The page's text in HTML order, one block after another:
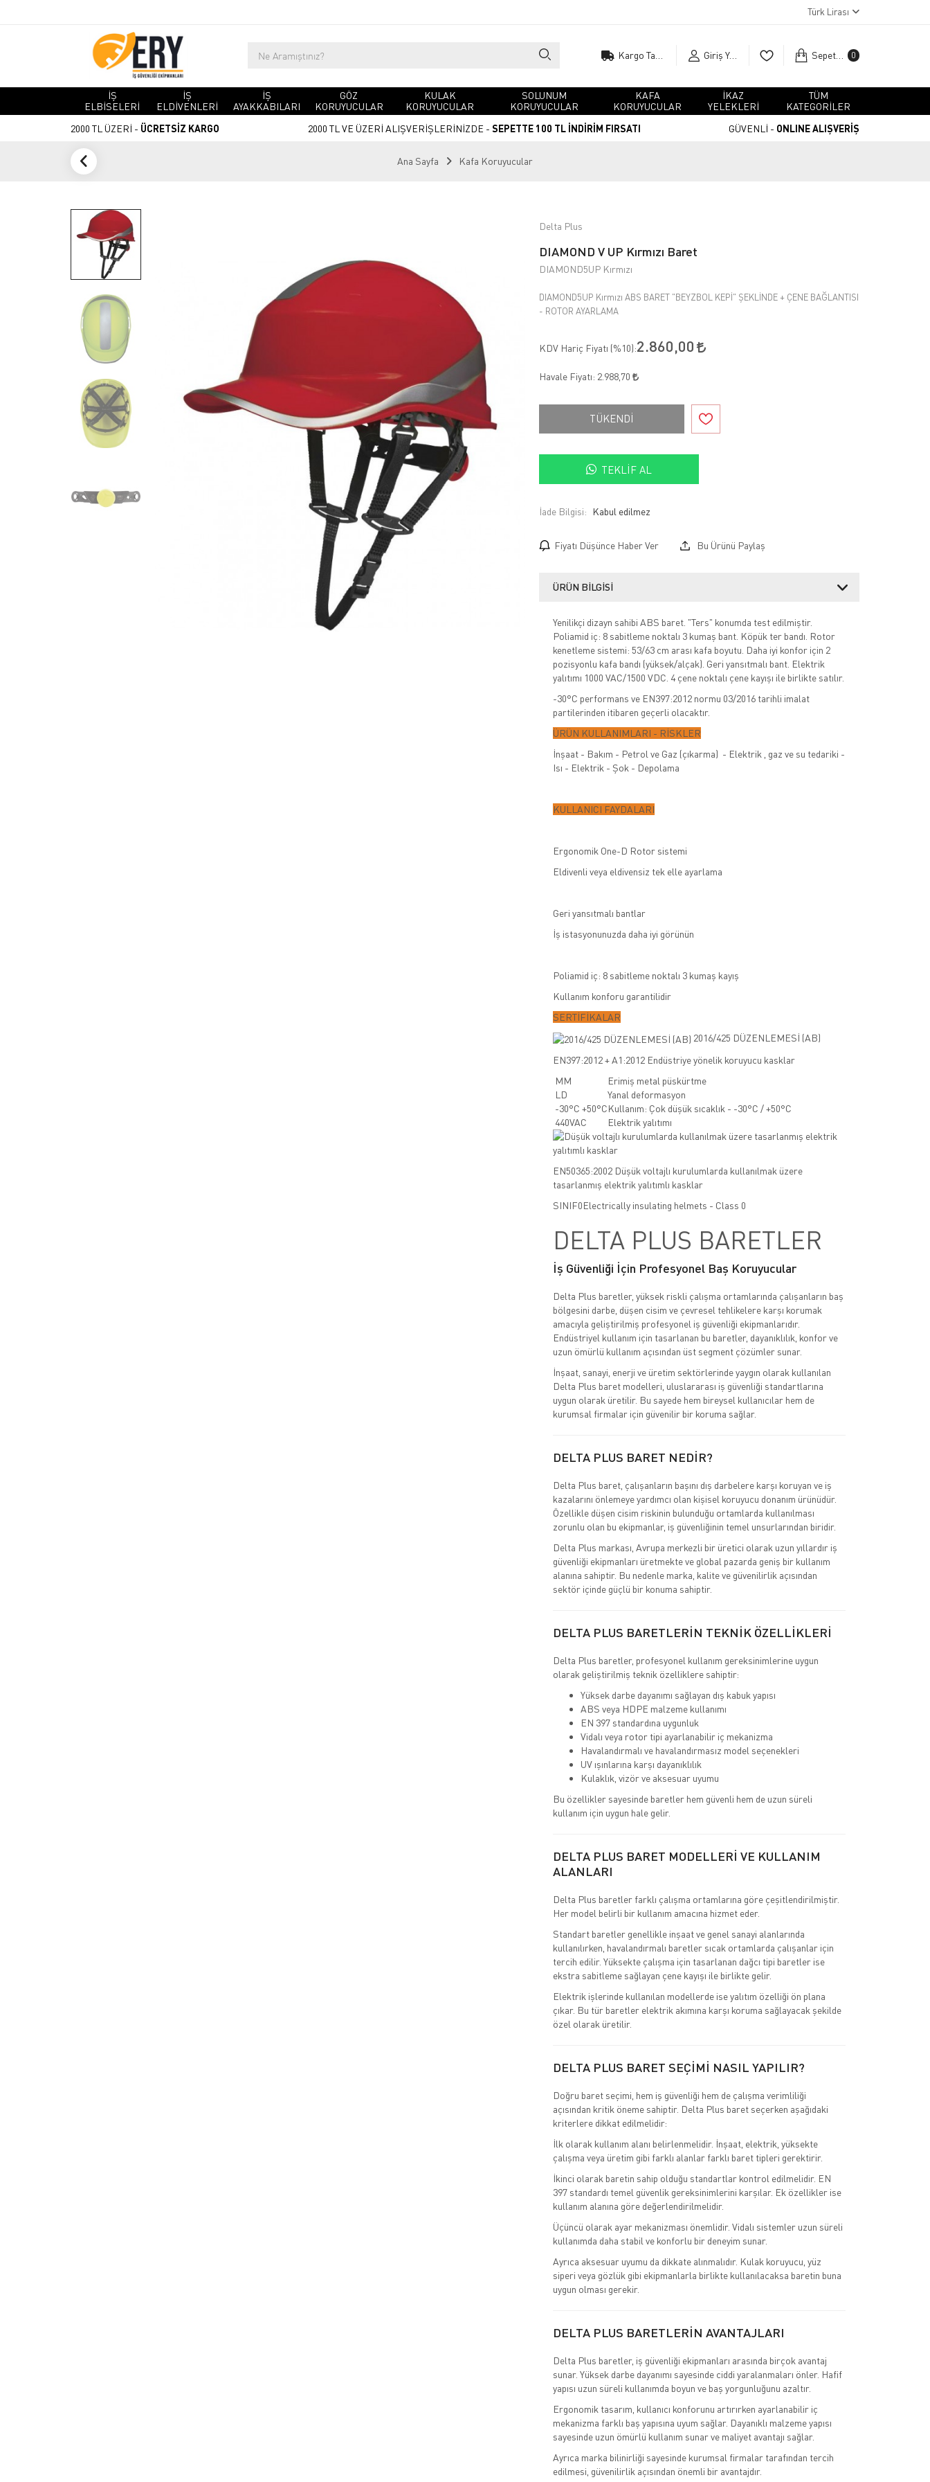
Türk Lirası
Giriş Yap Sepetim 0
İŞ
ELBİSELERİ
İŞ
ELDİVENLERİ
İŞ
AYAKKABILARI
GÖZ
KORUYUCULAR
KULAK
KORUYUCULAR
SOLUNUM
KORUYUCULAR
KAFA
KORUYUCULAR
İKAZ
YELEKLERİ
TÜM
KATEGORİLER
2000 TL ÜZERİ - ÜCRETSİZ KARGO 2000 TL VE ÜZERİ ALIŞVERİŞLERİNİZDE - SEPETTE 100 TL İNDİRİM FIRSATI GÜVENLİ - ONLINE ALIŞVERİŞ
Ana Sayfa Kafa Koruyucular
Delta Plus
DIAMOND V UP Kırmızı Baret
DIAMOND5UP Kırmızı
DIAMOND5UP Kırmızı ABS BARET "BEYZBOL KEPİ" ŞEKLİNDE + ÇENE BAĞLANTISI
- ROTOR AYARLAMA
KDV Hariç Fiyatı (%10):2.860,00
Havale Fiyatı: 2.988,70
TÜKENDİ
TEKLIF AL
İade Bilgisi:
Fiyatı Düşünce Haber Ver Bu Ürünü Paylaş
ÜRÜN BILGISI
Yenilikçi dizayn sahibi ABS baret. "Ters" konumda test edilmiştir.
Poliamid iç: 8 sabitleme noktalı 3 kumaş bant. Köpük ter bandı. Rotor
kenetleme sistemi: 53/63 cm arası kafa boyutu. Daha iyi konfor için 2
pozisyonlu kafa bandı (yüksek/alçak). Geri yansıtmalı bant. Elektrik
yalıtımı 1000 VAC/1500 VDC. 4 çene noktalı çene kayışı ile birlikte satılır.
-30°C performans ve EN397:2012 normu 03/2016 tarihli imalat
partilerinden itibaren geçerli olacaktır.
ÜRÜN KULLANIMLARI - RİSKLER
İnşaat - Bakım - Petrol ve Gaz (çıkarma) - Elektrik , gaz ve su tedariki -
Isı - Elektrik - Şok - Depolama
KULLANICI FAYDALARI
Ergonomik One-D Rotor sistemi
Eldivenli veya eldivensiz tek elle ayarlama
Geri yansıtmalı bantlar
İş istasyonunuzda daha iyi görünün
Poliamid iç: 8 sabitleme noktalı 3 kumaş kayış
Kullanım konforu garantilidir
SERTİFİKALAR
2016/425 DÜZENLEMESİ (AB)
EN397:2012 + A1:2012 Endüstriye yönelik koruyucu kasklar
MM
Erimiş metal püskürtme
LD
Yanal deformasyon
-30°C +50°CKullanım: Çok düşük sıcaklık - -30°C / +50°C
440VAC
Elektrik yalıtımı
EN50365:2002 Düşük voltajlı kurulumlarda kullanılmak üzere
tasarlanmış elektrik yalıtımlı kasklar
SINIF0Electrically insulating helmets - Class 0
DELTA PLUS BARETLER
İş Güvenliği İçin Profesyonel Baş Koruyucular
Delta Plus baretler, yüksek riskli çalışma ortamlarında çalışanların baş
bölgesini darbe, düşen cisim ve çevresel tehlikelere karşı korumak
amacıyla geliştirilmiş profesyonel iş güvenliği ekipmanlarıdır.
Endüstriyel kullanım için tasarlanan bu baretler, dayanıklılık, konfor ve
uzun ömürlü kullanım açısından üst segment çözümler sunar.
İnşaat, sanayi, enerji ve üretim sektörlerinde yaygın olarak kullanılan
Delta Plus baret modelleri, uluslararası iş güvenliği standartlarına
uygun olarak üretilir. Bu sayede hem bireysel kullanıcılar hem de
kurumsal firmalar için güvenilir bir koruma sağlar.
DELTA PLUS BARET NEDİR?
Delta Plus baret, çalışanların başını dış darbelere karşı koruyan ve iş
kazalarını önlemeye yardımcı olan kişisel koruyucu donanım ürünüdür.
Özellikle düşen cisim riskinin bulunduğu ortamlarda kullanılması
zorunlu olan bu ekipmanlar, iş güvenliğinin temel unsurlarından biridir.
Delta Plus markası, Avrupa merkezli bir üretici olarak uzun yıllardır iş
güvenliği ekipmanları üretmekte ve global pazarda geniş bir kullanım
alanına sahiptir. Bu nedenle marka, kalite ve güvenilirlik açısından
sektör içinde güçlü bir konuma sahiptir.
DELTA PLUS BARETLERİN TEKNİK ÖZELLİKLERİ
Delta Plus baretler, profesyonel kullanım gereksinimlerine uygun
olarak geliştirilmiş teknik özelliklere sahiptir:
Yüksek darbe dayanımı sağlayan dış kabuk yapısı
ABS veya HDPE malzeme kullanımı
EN 397 standardına uygunluk
Vidalı veya rotor tipi ayarlanabilir iç mekanizma
Havalandırmalı ve havalandırmasız model seçenekleri
UV ışınlarına karşı dayanıklılık
Kulaklık, vizör ve aksesuar uyumu
Bu özellikler sayesinde baretler hem güvenli hem de uzun süreli
kullanım için uygun hale gelir.
DELTA PLUS BARET MODELLERİ VE KULLANIM
ALANLARI
Delta Plus baretler farklı çalışma ortamlarına göre çeşitlendirilmiştir.
Her model belirli bir kullanım amacına hizmet eder.
Standart baretler genellikle inşaat ve genel sanayi alanlarında
kullanılırken, havalandırmalı baretler sıcak ortamlarda çalışanlar için
tercih edilir. Yüksekte çalışma için tasarlanan dağcı tipi baretler ise
ekstra sabitleme sağlayan çene kayışı ile birlikte gelir.
Elektrik işlerinde kullanılan modellerde ise yalıtım özelliği ön plana
çıkar. Bu tür baretler elektrik akımına karşı koruma sağlayacak şekilde
özel olarak üretilir.
DELTA PLUS BARET SEÇİMİ NASIL YAPILIR?
Doğru baret seçimi, hem iş güvenliği hem de çalışma verimliliği
açısından kritik öneme sahiptir. Delta Plus baret seçerken aşağıdaki
kriterlere dikkat edilmelidir:
İlk olarak kullanım alanı belirlenmelidir. İnşaat, elektrik, yüksekte
çalışma veya üretim gibi farklı alanlar farklı baret tipleri gerektirir.
İkinci olarak baretin sahip olduğu standartlar kontrol edilmelidir. EN
397 standardı temel güvenlik gereksinimlerini karşılar. Ek özellikler ise
kullanım alanına göre değerlendirilmelidir.
Üçüncü olarak ayar mekanizması önemlidir. Vidalı sistemler uzun süreli
kullanımda daha stabil ve konforlu bir deneyim sunar.
Ayrıca aksesuar uyumu da dikkate alınmalıdır. Kulak koruyucu, yüz
siperi veya gözlük gibi ekipmanlarla birlikte kullanılacaksa baretin buna
uygun olması gerekir.
DELTA PLUS BARETLERİN AVANTAJLARI
Delta Plus baretler, iş güvenliği ekipmanları arasında birçok avantaj
sunar. Yüksek darbe dayanımı sayesinde ciddi yaralanmaları önler. Hafif
yapısı uzun süreli kullanımda boyun ve baş yorgunluğunu azaltır.
Ergonomik tasarım, kullanıcı konforunu artırırken ayarlanabilir iç
mekanizma farklı baş yapısına uyum sağlar. Dayanıklı malzeme yapısı
sayesinde uzun ömürlü kullanım sunar ve maliyet avantajı sağlar.
Ayrıca marka bilinirliği sayesinde kurumsal firmalar tarafından tercih
edilmesi, güvenilirlik açısından önemli bir avantajdır.